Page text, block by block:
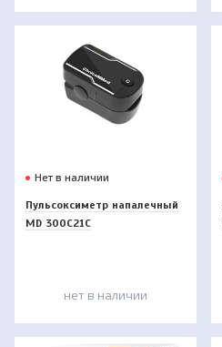
Нет в наличии
Пульсоксиметр напалечный
MD 300С21С
нет в наличии